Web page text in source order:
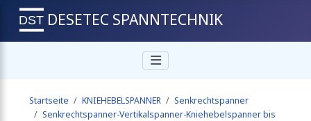
Vertikalspanner 800N
DESETEC SPANNTECHNIK
Startseite KNIEHEBELSPANNER
Senkrechtspanner
Senkrechtspanner-Vertikalspanner-Kniehebelspanner bis